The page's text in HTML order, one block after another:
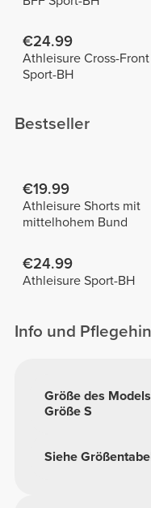
€24.99
Athleisure Cross-Front
Sport-BH
Bestseller
€19.99
Athleisure Shorts mit
mittelhohem Bund
€24.99
Athleisure Sport-BH
Info und
Siehe
Größe des
Größe S